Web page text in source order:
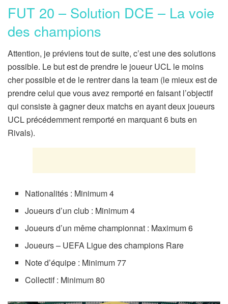
FUT 20 – Solution DCE – La voie
des champions
Attention, je préviens tout de suite, c’est une des solutions
possible. Le but est de prendre le joueur UCL le moins
cher possible et de le rentrer dans la team (le mieux est de
prendre celui que vous avez remporté en faisant l’objectif
qui consiste à gagner deux matchs en ayant deux joueurs
UCL précédemment remporté en marquant 6 buts en
Rivals).
Nationalités : Minimum 4
Joueurs d’un club : Minimum 4
Joueurs d’un même championnat : Maximum 6
Joueurs – UEFA Ligue des champions Rare
Note d’équipe : Minimum 77
Collectif : Minimum 80